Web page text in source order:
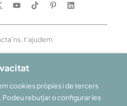
cookies pròpies i de tercers
Podeu rebutjar o configurar les
t’ajudem
al Pirineu i les Terres de Lleida